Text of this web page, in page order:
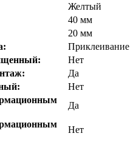
Желтый
40 мм
20 мм
Приклеивание
Нет
Да
Нет
Да
Нет